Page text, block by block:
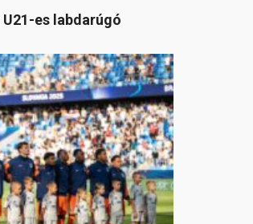
U21-es labdarúgó